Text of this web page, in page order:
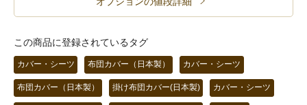
この商品に登録されているタグ
カバー・シーツ 布団カバー（日本製） カバー・シーツ
布団カバー（日本製） 掛け布団カバー(日本製) カバー・シーツ